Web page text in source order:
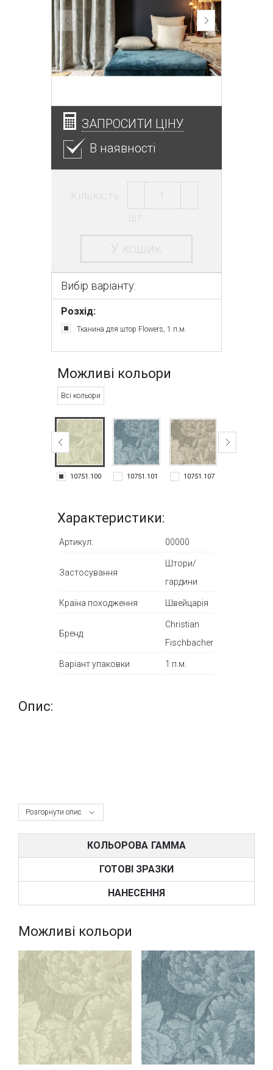
ЗАПРОСИТИ ЦІНУ
В наявності
Кількість:
шт.
У кошик
Вибір варіанту:
Розхід:
Тканина для штор Flowers, 1 п.м.
Можливі кольори
Всі кольори
10751.100 10751.101 10751.107
Характеристики:
Артикул: 00000
Застосування
Штори/
гардини
Країна походження Швейцарія
Бренд
Christian
Fischbacher
Варіант упаковки 1 п.м.
Розгорнути опис
Опис:
КОЛЬОРОВА ГАММА
ГОТОВІ ЗРАЗКИ
НАНЕСЕННЯ
Можливі кольори